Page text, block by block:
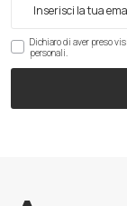
Dichiaro di aver preso
personali.